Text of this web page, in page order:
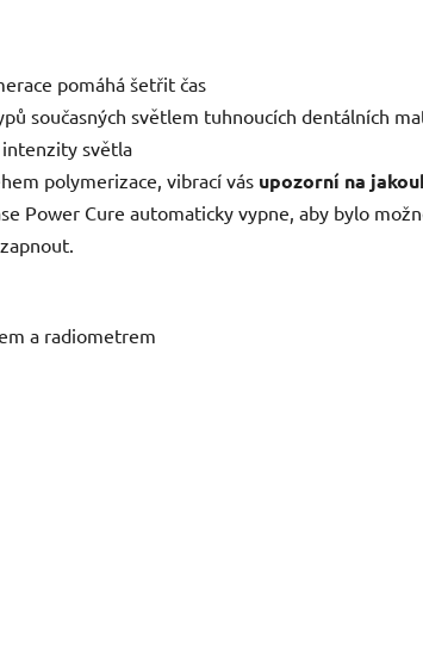
pomáhá šetřit čas
současných světlem tuhnoucích dentálních
světla
polymerizace, vibrací vás upozorní na
Power Cure automaticky vypne, aby bylo
a radiometrem